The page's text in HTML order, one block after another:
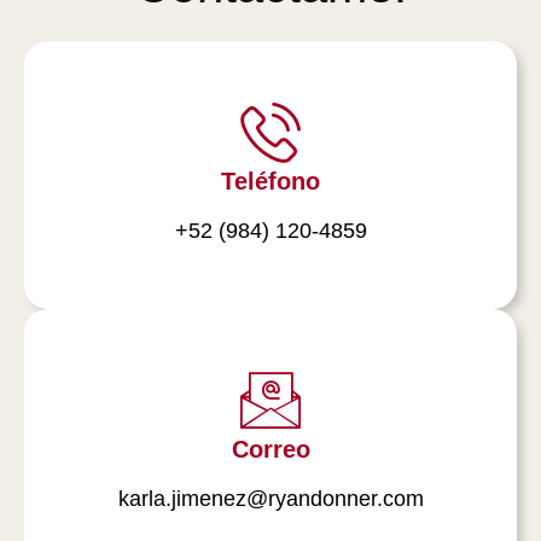
Teléfono
+52 (984) 120-4859
Correo
karla.jimenez@ryandonner.com